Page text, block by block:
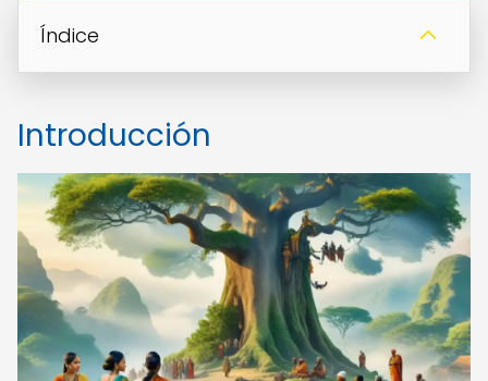
Índice
Introducción